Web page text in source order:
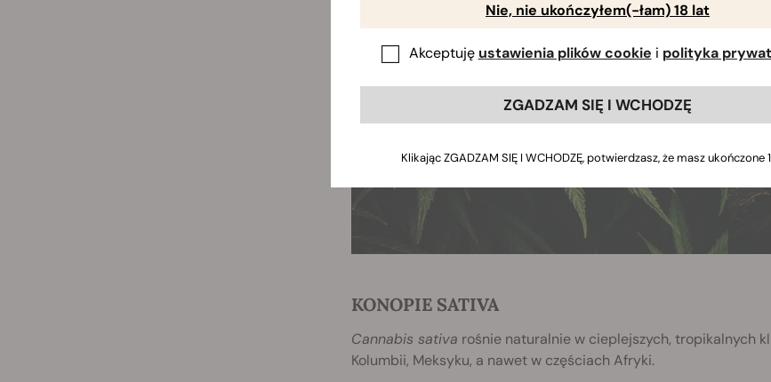
KONOPIE SATIVA
Cannabis sativa rośnie naturalnie w cieplejszych, tropikalnych
Kolumbii, Meksyku, a nawet w częściach Afryki.
Nie, nie ukończyłem(-łam) 18 lat
Akceptuję ustawienia plików cookie i polityka
ZGADZAM SIĘ I WCHODZĘ
Klikając ZGADZAM SIĘ I WCHODZĘ, potwierdzasz, że masz ukończone